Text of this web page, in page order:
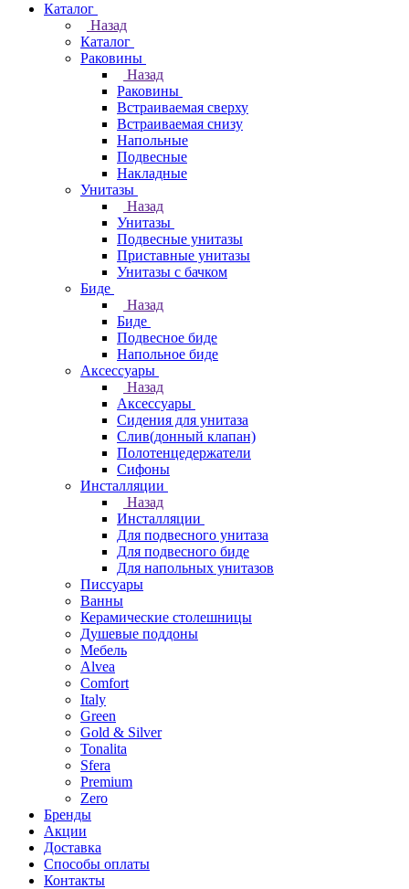
Каталог
Назад
Каталог
Раковины
Назад
Раковины
Встраиваемая сверху
Встраиваемая снизу
Напольные
Подвесные
Накладные
Унитазы
Назад
Унитазы
Подвесные унитазы
Приставные унитазы
Унитазы с бачком
Биде
Назад
Биде
Подвесное биде
Напольное биде
Аксессуары
Назад
Аксессуары
Сидения для унитаза
Слив(донный клапан)
Полотенцедержатели
Сифоны
Инсталляции
Назад
Инсталляции
Для подвесного унитаза
Для подвесного биде
Для напольных унитазов
Писсуары
Ванны
Керамические столешницы
Душевые поддоны
Мебель
Alvea
Comfort
Italy
Green
Gold & Silver
Tonalita
Sfera
Premium
Zero
Бренды
Акции
Доставка
Способы оплаты
Контакты